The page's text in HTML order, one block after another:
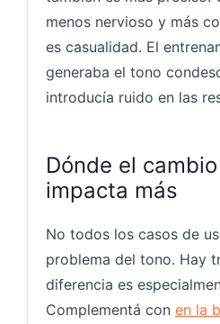
menos nervioso y más
es casualidad. El
generaba el tono
introducía ruido en las
Dónde el
impacta más
No todos los casos de
problema del tono. Hay
diferencia es
Complementá con en la